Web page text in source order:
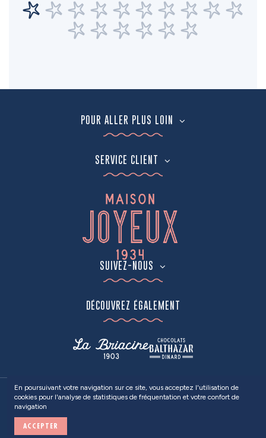
POUR ALLER PLUS LOIN
SERVICE CLIENT
SUIVEZ-NOUS
DÉCOUVREZ ÉGALEMENT
2024MAISON JOYEUX
En poursuivant votre navigation sur ce site, vous acceptez l'utilisation de
cookies pour l'analyse de statistiques de fréquentation et votre confort de
navigation
ACCEPTER